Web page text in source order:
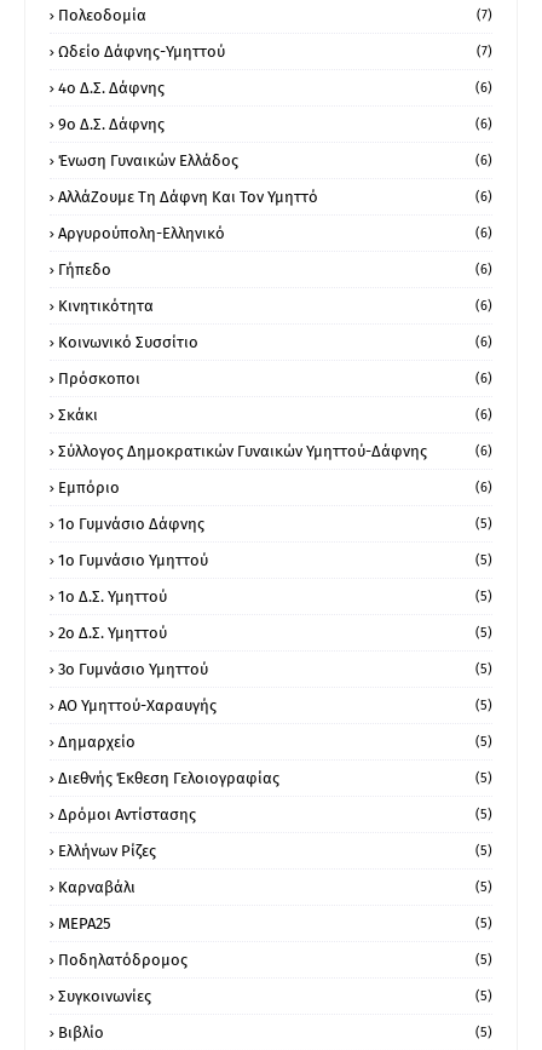
Πολεοδομία (7)
Ωδείο Δάφνης-Υμηττού (7)
4ο Δ.Σ. Δάφνης (6)
9ο Δ.Σ. Δάφνης (6)
Ένωση Γυναικών Ελλάδος (6)
ΑλλάΖουμε Τη Δάφνη Και Τον Υμηττό (6)
Αργυρούπολη-Ελληνικό (6)
Γήπεδο (6)
Κινητικότητα (6)
Κοινωνικό Συσσίτιο (6)
Πρόσκοποι (6)
Σκάκι (6)
Σύλλογος Δημοκρατικών Γυναικών Υμηττού-Δάφνης (6)
Εμπόριο (6)
1ο Γυμνάσιο Δάφνης (5)
1ο Γυμνάσιο Υμηττού (5)
1ο Δ.Σ. Υμηττού (5)
2ο Δ.Σ. Υμηττού (5)
3ο Γυμνάσιο Υμηττού (5)
ΑΟ Υμηττού-Χαραυγής (5)
Δημαρχείο (5)
Διεθνής Έκθεση Γελοιογραφίας (5)
Δρόμοι Αντίστασης (5)
Ελλήνων Ρίζες (5)
Καρναβάλι (5)
ΜΕΡΑ25 (5)
Ποδηλατόδρομος (5)
Συγκοινωνίες (5)
Βιβλίο (5)